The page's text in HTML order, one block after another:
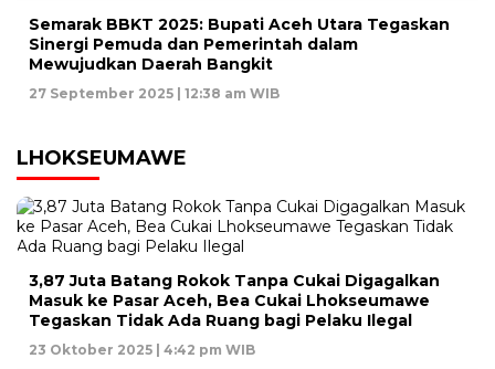
Semarak BBKT 2025: Bupati Aceh Utara Tegaskan
Sinergi Pemuda dan Pemerintah dalam
Mewujudkan Daerah Bangkit
27 September 2025 | 12:38 am WIB
LHOKSEUMAWE
3,87 Juta Batang Rokok Tanpa Cukai Digagalkan
Masuk ke Pasar Aceh, Bea Cukai Lhokseumawe
Tegaskan Tidak Ada Ruang bagi Pelaku Ilegal
23 Oktober 2025 | 4:42 pm WIB